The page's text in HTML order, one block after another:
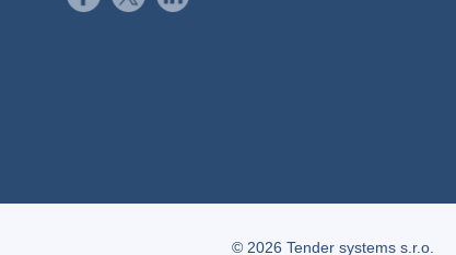
© 2026 Tender systems s.r.o.